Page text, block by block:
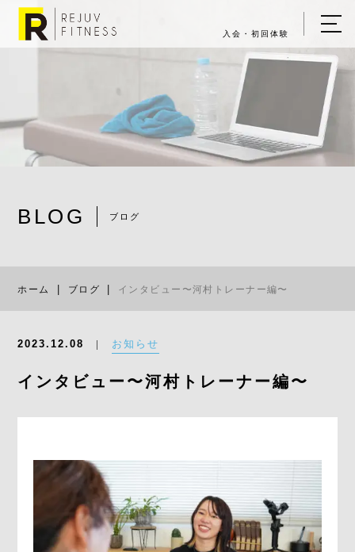
入会・初回体験
BLOG ブログ
ホーム ブログ インタビュー〜河村トレーナー編〜
2023.12.08 お知らせ
インタビュー〜河村トレーナー編〜
ホーム
キャンペーン情報
▼ REJUV FITNESSについて
▼ 店舗一覧
よくあるご質問